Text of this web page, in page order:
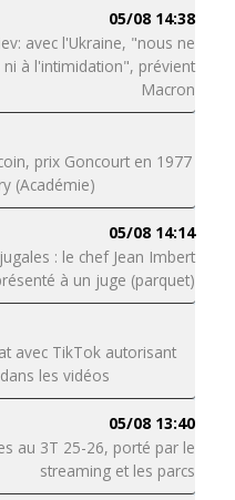
05/08 14:38
avec l'Ukraine, "nous ne
à l'intimidation", prévient
Macron
prix Goncourt en 1977
(Académie)
05/08 14:14
: le chef Jean Imbert
à un juge (parquet)
avec TikTok autorisant
les vidéos
05/08 13:40
au 3T 25-26, porté par le
streaming et les parcs